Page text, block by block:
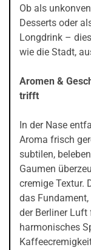
Ob als
Desserts oder
Longdrink –
wie die Stadt,
Aromen &
trifft
In der Nase
Aroma frisch
subtilen,
Gaumen
cremige Textur.
das
der Berliner
harmonisches